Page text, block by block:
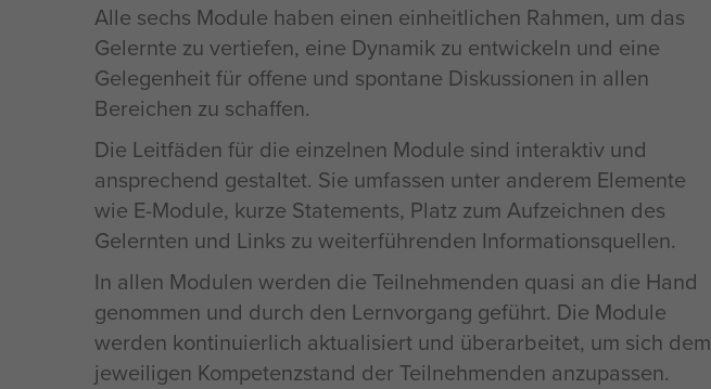
Alle sechs Module haben einen einheitlichen Rahmen, um das
Gelernte zu vertiefen, eine Dynamik zu entwickeln und eine
Gelegenheit für offene und spontane Diskussionen in allen
Bereichen zu schaffen.
Die Leitfäden für die einzelnen Module sind interaktiv und
ansprechend gestaltet. Sie umfassen unter anderem Elemente
wie E-Module, kurze Statements, Platz zum Aufzeichnen des
Gelernten und Links zu weiterführenden Informationsquellen.
In allen Modulen werden die Teilnehmenden quasi an die Hand
genommen und durch den Lernvorgang geführt. Die Module
werden kontinuierlich aktualisiert und überarbeitet, um sich dem
jeweiligen Kompetenzstand der Teilnehmenden anzupassen.